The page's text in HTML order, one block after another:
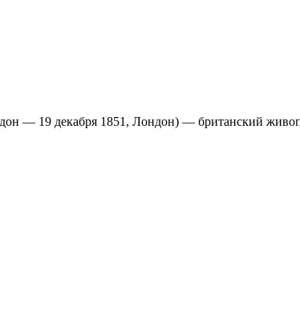
— 19 декабря 1851, Лондон) — британский